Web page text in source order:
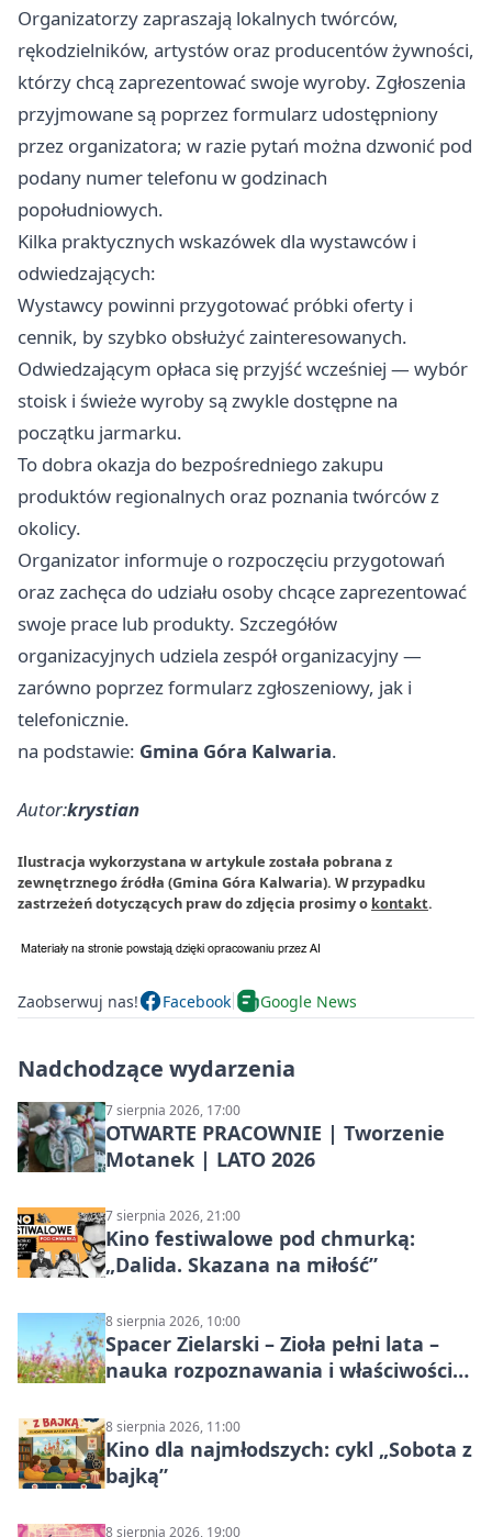
Organizatorzy zapraszają lokalnych twórców,
rękodzielników, artystów oraz producentów żywności,
którzy chcą zaprezentować swoje wyroby. Zgłoszenia
przyjmowane są poprzez formularz udostępniony
przez organizatora; w razie pytań można dzwonić pod
podany numer telefonu w godzinach
popołudniowych.
Kilka praktycznych wskazówek dla wystawców i
odwiedzających:
Wystawcy powinni przygotować próbki oferty i
cennik, by szybko obsłużyć zainteresowanych.
Odwiedzającym opłaca się przyjść wcześniej — wybór
stoisk i świeże wyroby są zwykle dostępne na
początku jarmarku.
To dobra okazja do bezpośredniego zakupu
produktów regionalnych oraz poznania twórców z
okolicy.
Organizator informuje o rozpoczęciu przygotowań
oraz zachęca do udziału osoby chcące zaprezentować
swoje prace lub produkty. Szczegółów
organizacyjnych udziela zespół organizacyjny —
zarówno poprzez formularz zgłoszeniowy, jak i
telefonicznie.
na podstawie: Gmina Góra Kalwaria.
Autor:krystian
Ilustracja wykorzystana w artykule została pobrana z
zewnętrznego źródła (Gmina Góra Kalwaria). W przypadku
zastrzeżeń dotyczących praw do zdjęcia prosimy o kontakt.
Zaobserwuj nas! Facebook Google News
Nadchodzące wydarzenia
7 sierpnia 2026, 17:00
OTWARTE PRACOWNIE | Tworzenie
Motanek | LATO 2026
7 sierpnia 2026, 21:00
Kino festiwalowe pod chmurką:
„Dalida. Skazana na miłość”
8 sierpnia 2026, 10:00
Spacer Zielarski – Zioła pełni lata –
nauka rozpoznawania i właściwości
8 sierpnia 2026, 11:00
Kino dla najmłodszych: cykl „Sobota z
bajką”
8 sierpnia 2026, 19:00